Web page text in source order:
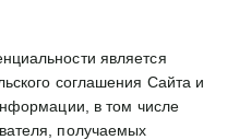
является
соглашения Сайта и
в том числе
получаемых